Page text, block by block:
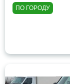
ПО ГОРОДУ